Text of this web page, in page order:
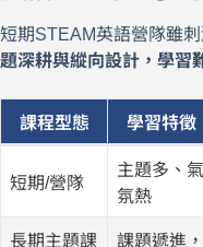
短期STEAM英語營隊雖
題深耕與縱向設計，學習
課程型態 學習特徵
短期/營隊
主題多、氣
氛熱
長期主題課
課題遞進，